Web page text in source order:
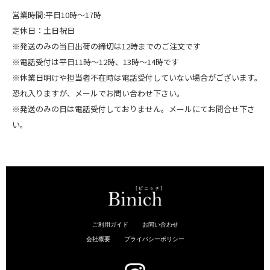
営業時間:平日10時～17時
定休日：土日祝日
※発送のみの当日出荷の締切は12時までのご注文です
※電話受付は平日11時～12時、13時～14時です
※休業日明けや担当者不在時は電話受付していない場合がございます。
恐れ入りますが、メールでお問い合わせ下さい。
※発送のみの日は電話受付しておりません。メールにてお問合せ下さ
い。